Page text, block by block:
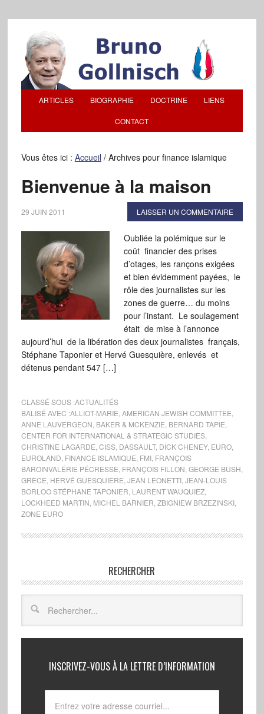
ARTICLES BIOGRAPHIE DOCTRINE LIENS
CONTACT
Vous êtes ici : Accueil /Archives pour finance islamique
Bienvenue à la maison
29 JUIN 2011 LAISSER UN COMMENTAIRE
Oubliée la polémique sur le
coût financier des prises
d’otages, les rançons exigées
et bien évidemment payées, le
rôle des journalistes sur les
zones de guerre… du moins
pour l’instant. Le soulagement
était de mise à l’annonce
aujourd’hui de la libération des deux journalistes français,
Stéphane Taponier et Hervé Guesquière, enlevés et
détenus pendant 547 […]
CLASSÉ SOUS :ACTUALITÉS
BALISÉ AVEC :ALLIOT-MARIE AMERICAN JEWISH COMMITTEE
ANNE LAUVERGEON BAKER & MCKENZIE BERNARD TAPIE
CENTER FOR INTERNATIONAL & STRATEGIC STUDIES,
CHRISTINE LAGARDE CISS, DASSAULT, DICK CHENEY, EURO,
EUROLAND FINANCE ISLAMIQUE FMI, FRANÇOIS
BAROINVALÉRIE PÉCRESSE FRANÇOIS FILLON GEORGE BUSH
GRÈCE HERVÉ GUESQUIÈRE JEAN LEONETTI, JEAN-LOUIS
BORLOO STÉPHANE TAPONIER LAURENT WAUQUIEZ,
LOCKHEED MARTIN MICHEL BARNIER ZBIGNIEW BRZEZINSKI,
ZONE EURO
RECHERCHER
INSCRIVEZ-VOUS À LA LETTRE D’INFORMATION